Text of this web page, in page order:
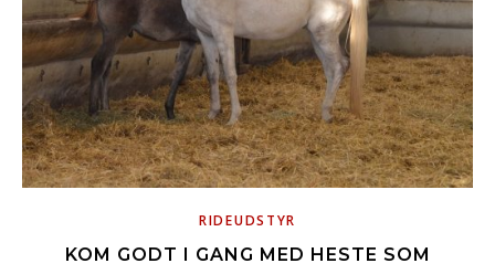
RIDEUDSTYR
KOM GODT I GANG MED HESTE SOM